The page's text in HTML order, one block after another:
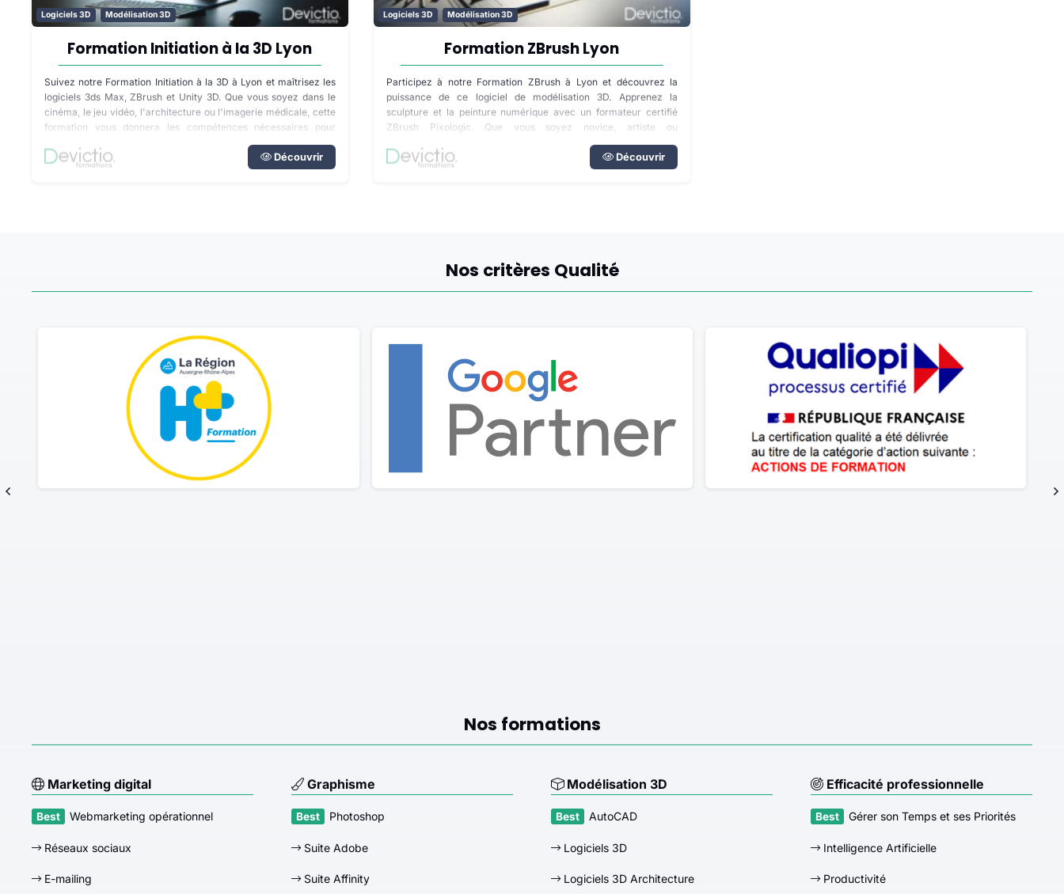
Logiciels 3D Modélisation 3D
Formation Initiation à la 3D Lyon
Suivez notre Formation Initiation à la 3D à Lyon et maîtrisez les
logiciels 3ds Max, ZBrush et Unity 3D. Que vous soyez dans le
cinéma, le jeu vidéo, l'architecture ou l'imagerie médicale, cette
formation vous donnera les compétences nécessaires pour
Découvrir
Logiciels 3D Modélisation 3D
Formation ZBrush Lyon
Participez à notre Formation ZBrush à Lyon et découvrez la
puissance de ce logiciel de modélisation 3D. Apprenez la
sculpture et la peinture numérique avec un formateur certifié
ZBrush Pixologic. Que vous soyez novice, artiste ou
professionnel du cinéma et du jeu vidéo, cette formation est faite
Découvrir
Nos critères Qualité
Nos formations
Marketing digital
Webmarketing opérationnel
Réseaux sociaux
E-mailing
Graphisme
Photoshop
Suite Adobe
Suite Affinity
Modélisation 3D
AutoCAD
Logiciels 3D
Logiciels 3D Architecture
Efficacité professionnelle
Gérer son Temps et ses Priorités
Intelligence Artificielle
Productivité